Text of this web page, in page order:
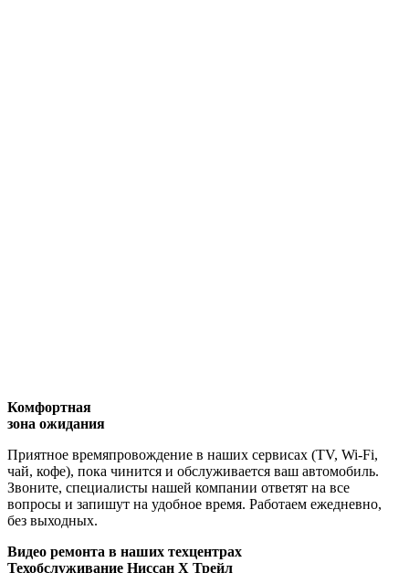
Комфортная
зона ожидания
Приятное времяпровождение в наших сервисах (TV, Wi-Fi,
чай, кофе), пока чинится и обслуживается ваш автомобиль.
Звоните, специалисты нашей компании ответят на все
вопросы и запишут на удобное время. Работаем ежедневно,
без выходных.
Видео ремонта в наших техцентрах
Техобслуживание Ниссан Х Трейл